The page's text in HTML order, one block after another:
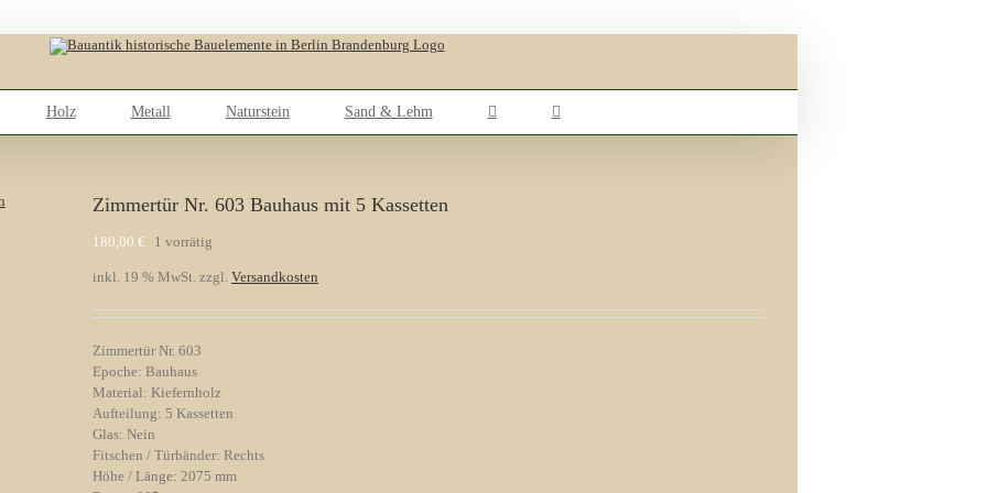
Holz Metall Naturstein Sand & Lehm
Zimmertür Nr. 603 Bauhaus mit 5 Kassetten
180,00 € 1 vorrätig
inkl. 19 % MwSt. zzgl. Versandkosten
Zimmertür Nr. 603
Epoche: Bauhaus
Material: Kiefernholz
Aufteilung: 5 Kassetten
Glas: Nein
Fitschen / Türbänder: Rechts
Höhe / Länge: 2075 mm